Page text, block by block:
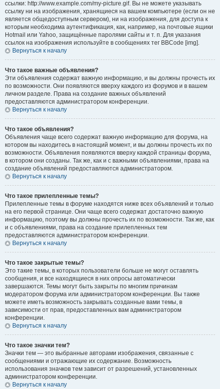
ссылки: http://www.example.com/my-picture.gif. Вы не можете указывать
ссылку ни на изображения, хранящиеся на вашем компьютере (если он не
является общедоступным сервером), ни на изображения, для доступа к
которым необходима аутентификация, как, например, на почтовые ящики
Hotmail или Yahoo, защищённые паролями сайты и т. п. Для указания
ссылок на изображения используйте в сообщениях тег BBCode [img].
Вернуться к началу
Что такое важные объявления?
Эти объявления содержат важную информацию, и вы должны прочесть их
по возможности. Они появляются вверху каждого из форумов и в вашем
личном разделе. Права на создание важных объявлений
предоставляются администратором конференции.
Вернуться к началу
Что такое объявления?
Объявления чаще всего содержат важную информацию для форума, на
котором вы находитесь в настоящий момент, и вы должны прочесть их по
возможности. Объявления появляются вверху каждой страницы форума,
в котором они созданы. Так же, как и с важными объявлениями, права на
создание объявлений предоставляются администратором.
Вернуться к началу
Что такое прилепленные темы?
Прилепленные темы в форуме находятся ниже всех объявлений и только
на его первой странице. Они чаще всего содержат достаточно важную
информацию, поэтому вы должны прочесть их по возможности. Так же, как
и с объявлениями, права на создание прилепленных тем
предоставляются администратором конференции.
Вернуться к началу
Что такое закрытые темы?
Это такие темы, в которых пользователи больше не могут оставлять
сообщения, и все находящиеся в них опросы автоматически
завершаются. Темы могут быть закрыты по многим причинам
модератором форума или администратором конференции. Вы также
можете иметь возможность закрывать созданные вами темы, в
зависимости от прав, предоставленных вам администратором
конференции.
Вернуться к началу
Что такое значки тем?
Значки тем — это выбранные авторами изображения, связанные с
сообщениями и отражающие их содержание. Возможность
использования значков тем зависит от разрешений, установленных
администратором конференции.
Вернуться к началу